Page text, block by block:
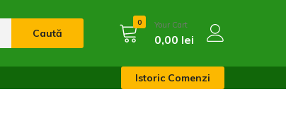
Caută
0 Your Cart
0,00 lei
Istoric Comenzi